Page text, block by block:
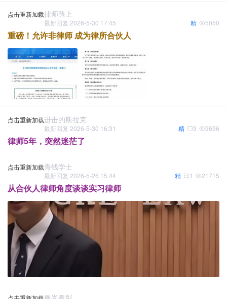
点击重新加载律师路上
最新回复 2026-5-30 17:45 5050
精
重磅！允许非律师 成为律所合伙人
点击重新加载进击的斯拉克
最新回复 2026-5-30 16:31 9696
3
精
律师5年，突然迷茫了
点击重新加载青钱学士
最新回复 2026-5-26 15:44 21715
1
精
从合伙人律师角度谈谈实习律师